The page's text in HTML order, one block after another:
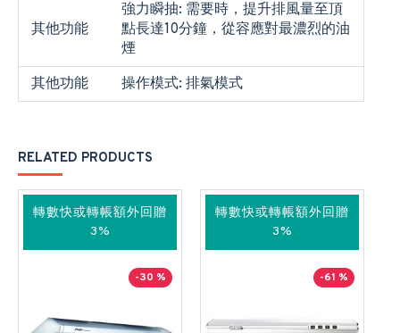
其他功能
強力瞬抽: 需要時，提升排風量至頂
點長達10分鐘，從容應對最濃烈的油
煙
其他功能
操作模式: 排氣模式
RELATED PRODUCTS
轉數快或轉帳額外回贈
3%
-30 %
轉數快或轉帳額外回贈
3%
-61 %